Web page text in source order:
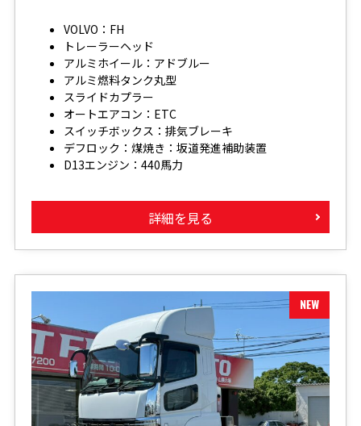
VOLVO：FH
トレーラーヘッド
アルミホイール：アドブルー
アルミ燃料タンク丸型
スライドカプラー
オートエアコン：ETC
スイッチボックス：排気ブレーキ
デフロック：煤焼き：坂道発進補助装置
D13エンジン：440馬力
詳細を見る